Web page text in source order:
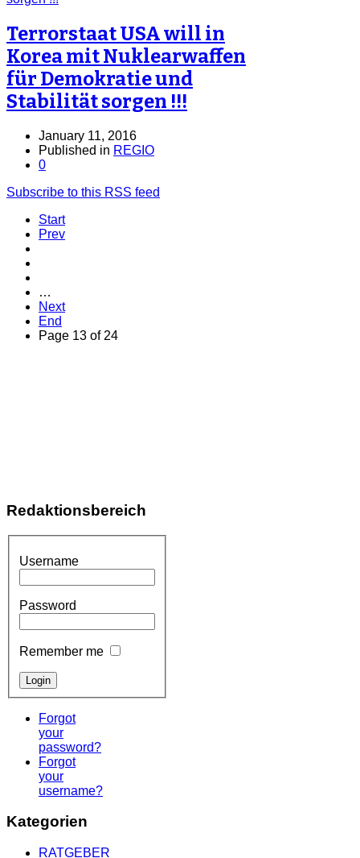
Terrorstaat USA will in
Korea mit Nuklearwaffen
für Demokratie und
Stabilität sorgen !!!
January 11, 2016
Published in REGIO
0
Subscribe to this RSS feed
Start
Prev
…
Next
End
Page 13 of 24
Redaktionsbereich
Username
Password
Remember me
Forgot
your
password?
Forgot
your
username?
Kategorien
RATGEBER